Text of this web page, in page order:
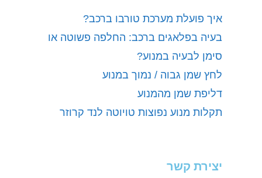
איך פועלת מערכת טורבו ברכב?
בעיה בפלאגים ברכב: החלפה פשוטה או
סימן לבעיה במנוע?
לחץ שמן גבוה / נמוך במנוע
דליפת שמן מהמנוע
תקלות מנוע נפוצות טויוטה לנד קרוזר
יצירת קשר